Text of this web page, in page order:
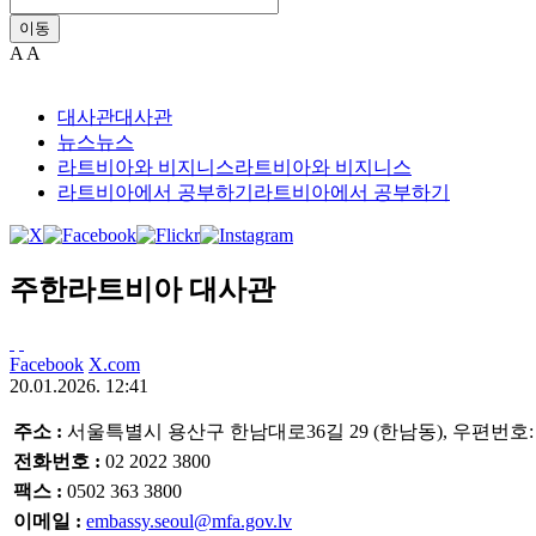
이동
A A
대사관대사관
뉴스뉴스
라트비아와 비지니스라트비아와 비지니스
라트비아에서 공부하기 라트비아에서 공부하기
주한라트비아 대사관
Facebook X.com
20.01.2026. 12:41
주소 : 서울특별시 용산구 한남대로36길 29 (한남동), 우편번호:
전화번호 : 02 2022 3800
팩스 : 0502 363 3800
이메일 : embassy.seoul@mfa.gov.lv